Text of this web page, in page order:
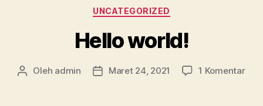
Kategori
UNCATEGORIZED
Hello world!
Penulis
Oleh admin
Tanggal
Maret 24, 2021 1 Komentar